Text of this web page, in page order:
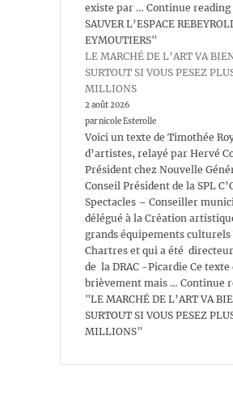
existe par … Continue reading
SAUVER L’ESPACE
EYMOUTIERS"
LE MARCHÉ DE L’ART VA
SURTOUT SI VOUS PESEZ
MILLIONS
2 août 2026
par nicole Esterolle
Voici un texte de Timothée
d’artistes, relayé par Hervé
Président chez Nouvelle
Conseil Président de la SPL
Spectacles – Conseiller
délégué à la Création
grands équipements culturels
Chartres et qui a été
de la DRAC -Picardie Ce
brièvement mais … Continue
"LE MARCHÉ DE L’ART VA
SURTOUT SI VOUS PESEZ
MILLIONS"